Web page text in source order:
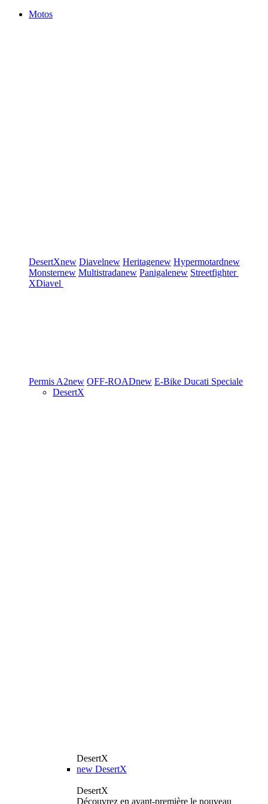
Motos
DesertXnew Diavelnew Heritagenew Hypermotardnew
Monsternew Multistradanew Panigalenew Streetfighter
XDiavel
Permis A2new OFF-ROADnew E-Bike Ducati Speciale
DesertX
DesertX
new DesertX
DesertX
Découvrez en avant-première le nouveau